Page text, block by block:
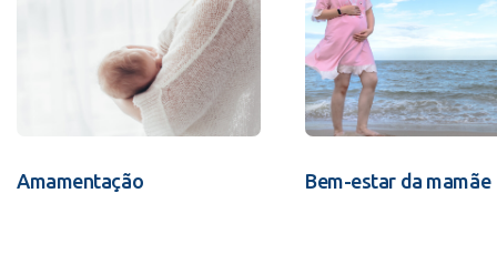
Amamentação Bem-estar da mamãe